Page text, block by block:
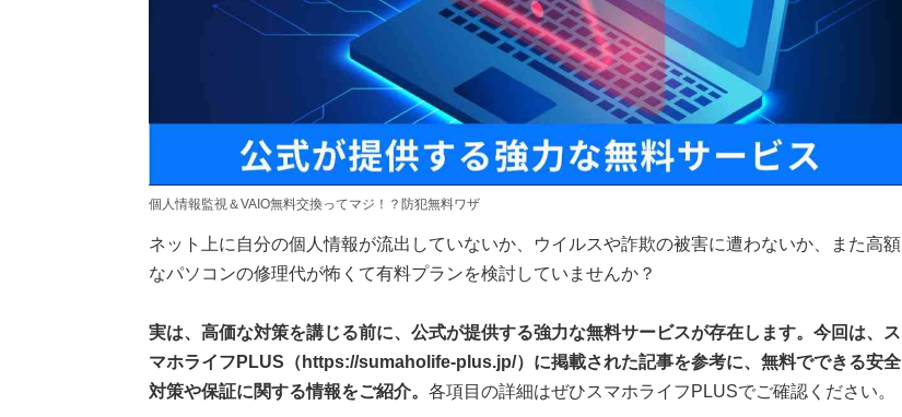
個人情報監視＆VAIO無料交換ってマジ！？防犯無料ワザ
ネット上に自分の個人情報が流出していないか、ウイルスや詐欺の被害に遭わないか、また高額
なパソコンの修理代が怖くて有料プランを検討していませんか？
実は、高価な対策を講じる前に、公式が提供する強力な無料サービスが存在します。今回は、ス
マホライフPLUS（https://sumaholife-plus.jp/）に掲載された記事を参考に、無料でできる安全
対策や保証に関する情報をご紹介。 各項目の詳細はぜひスマホライフPLUSでご確認ください。